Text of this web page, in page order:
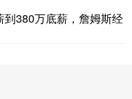
380万底薪，詹姆斯经